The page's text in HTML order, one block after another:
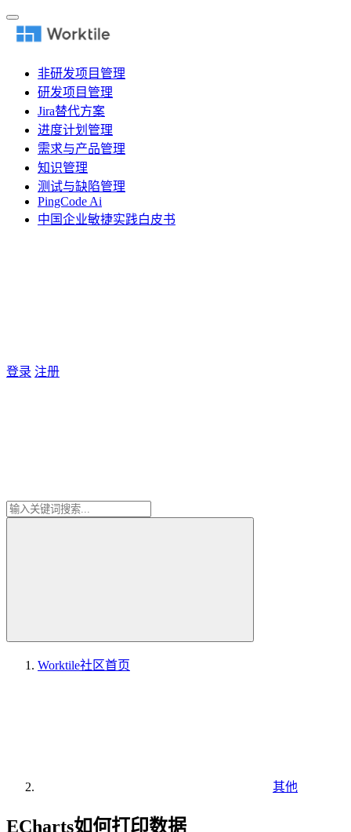
非研发项目管理
研发项目管理
Jira替代方案
进度计划管理
需求与产品管理
知识管理
测试与缺陷管理
PingCode Ai
中国企业敏捷实践白皮书
登录 注册
Worktile社区首页
其他
ECharts如何打印数据